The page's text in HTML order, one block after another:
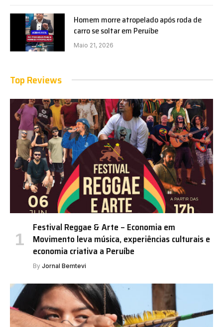
Homem morre atropelado após roda de
carro se soltar em Peruíbe
Maio 21, 2026
Top Reviews
Festival Reggae & Arte – Economia em
Movimento leva música, experiências culturais e
economia criativa a Peruíbe
By Jornal Bemtevi